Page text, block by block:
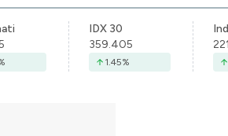
IDX 30
359.405
1.45%